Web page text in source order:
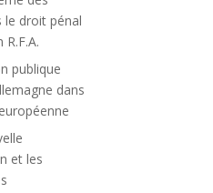
le droit pénal
publique
dans
et les